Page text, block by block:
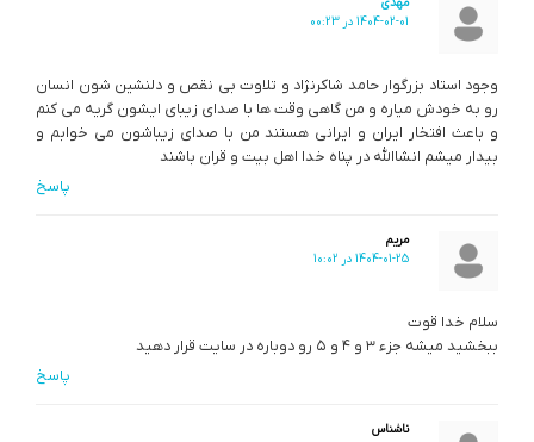
1404-02-01 در 00:23
وجود استاد بزرگوار حامد شاکرنژاد و تلاوت بی نقص و دلنشین شون انسان
رو به خودش میاره و من گاهی وقت ها با صدای زیبای ایشون گریه می کنم
و باعث افتخار ایران و ایرانی هستند من با صدای زیباشون می خوابم و
بیدار میشم انشاالله در پناه خدا اهل بیت و قران باشند
پاسخ
مریم
1404-01-25 در 10:02
سلام خدا قوت
ببخشید میشه جزء ۳ و ۴ و ۵ رو دوباره در سایت قرار دهید
پاسخ
ناشناس